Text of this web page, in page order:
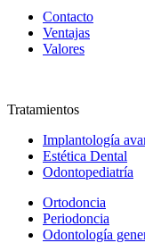
Contacto
Ventajas
Valores
Tratamientos
Implantología
Estética Dental
Odontopediatría
Ortodoncia
Periodoncia
Odontología